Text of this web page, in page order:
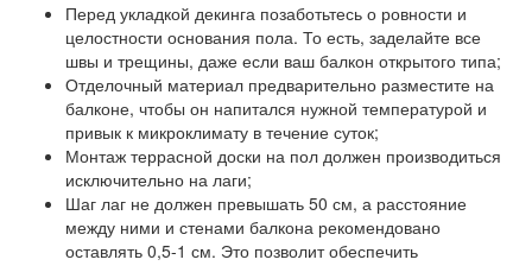
Перед укладкой декинга позаботьтесь о ровности и
целостности основания пола. То есть, заделайте все
швы и трещины, даже если ваш балкон открытого типа;
Отделочный материал предварительно разместите на
балконе, чтобы он напитался нужной температурой и
привык к микроклимату в течение суток;
Монтаж террасной доски на пол должен производиться
исключительно на лаги;
Шаг лаг не должен превышать 50 см, а расстояние
между ними и стенами балкона рекомендовано
оставлять 0,5-1 см. Это позволит обеспечить